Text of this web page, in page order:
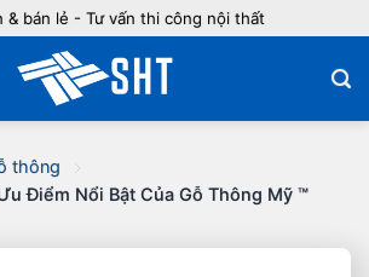
& bán lẻ - Tư vấn thi công nội thất
thông
Điểm Nổi Bật Của Gỗ Thông Mỹ ™